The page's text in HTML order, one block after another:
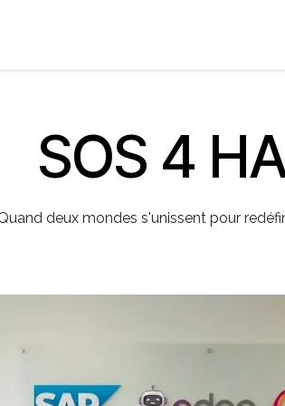
SOS 4
deux mondes s'unissent pour